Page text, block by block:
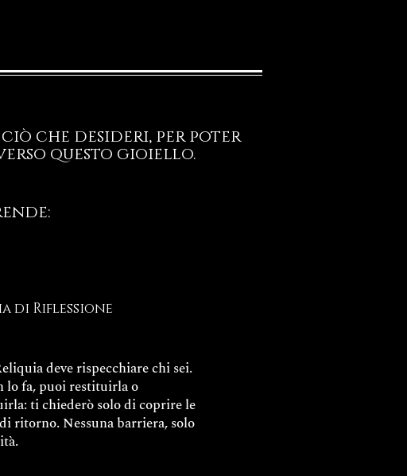
che desideri, per poter
questo gioiello.
di Riflessione
deve rispecchiare chi sei.
lo fa, puoi restituirla o
ti chiederò solo di coprire le
ritorno. Nessuna barriera, solo